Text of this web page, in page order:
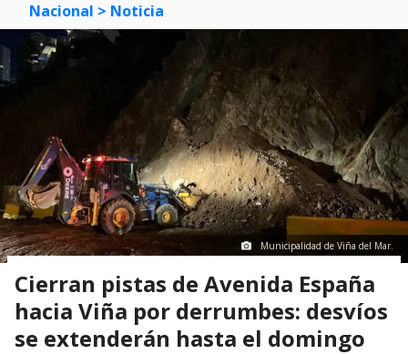
Nacional > Noticia
Municipalidad de Viña del Mar.
Cierran pistas de Avenida España
hacia Viña por derrumbes: desvíos
se extenderán hasta el domingo